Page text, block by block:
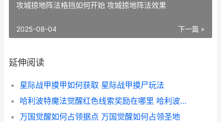
攻城掠地阵法格挡如何开始 攻城掠地阵法效果
下一篇 »
2025-08-04
延伸阅读
星际战甲摸甲如何获取 星际战甲摸尸玩法
哈利波特魔法觉醒红色线索奖励在哪里 哈利波特魔法觉醒周年庆几月几号
万国觉醒如何占领据点 万国觉醒如何占领圣地